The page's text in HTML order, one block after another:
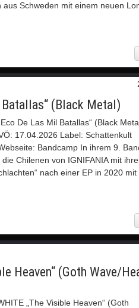
aus Schweden mit einem neuen
(Black Metal)
Eco De Las Mil Batallas“ (Black
17.04.2026 Label: Schattenkult
Bandcamp In ihrem 9.
Chilenen von IGNIFANIA mit
nach einer EP in 2020
Heaven“ (Goth Wave/
„The Visible Heaven“ (Goth